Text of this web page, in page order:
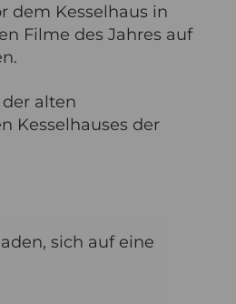
dem Kesselhaus in
Filme des Jahres auf
alten
Kesselhauses der
sich auf eine